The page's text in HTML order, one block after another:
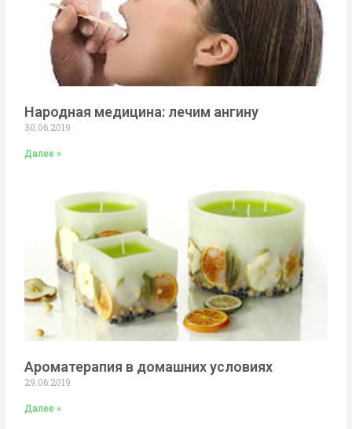
Народная медицина: лечим ангину
30.06.2019
Далее »
Ароматерапия в домашних условиях
29.06.2019
Далее »